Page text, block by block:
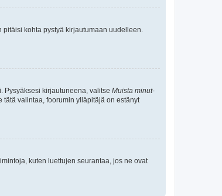
pitäisi kohta pystyä kirjautumaan uudelleen.
Pysyäksesi kirjautuneena, valitse Muista minut-
valintaa, foorumin ylläpitäjä on estänyt
kuten luettujen seurantaa, jos ne ovat